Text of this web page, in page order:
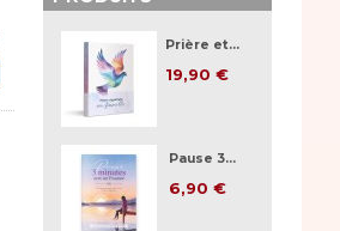
Prière et...
19,90 €
Pause 3...
6,90 €